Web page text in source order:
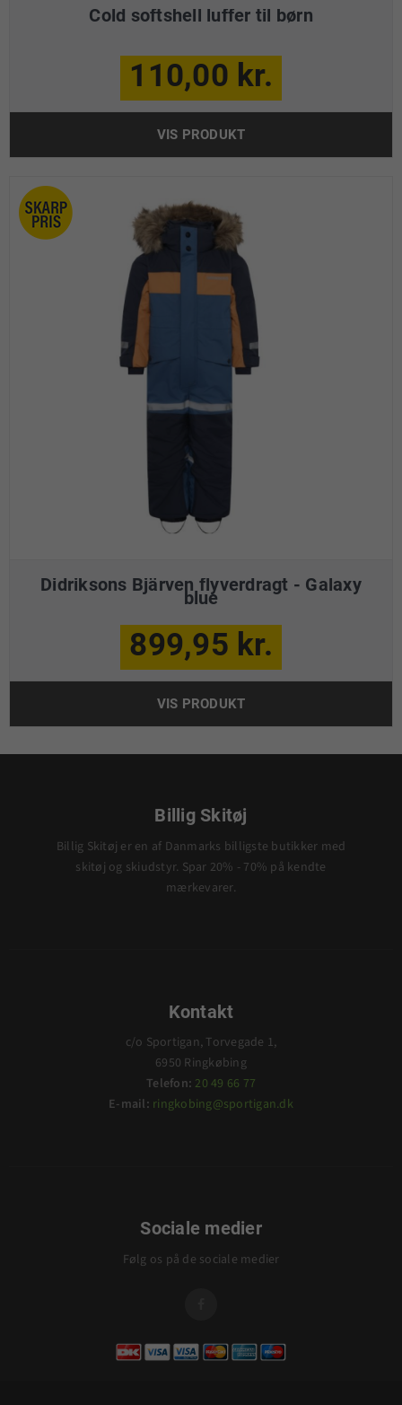
Cold softshell luffer til børn
110,00 kr.
VIS PRODUKT
Didriksons Bjärven flyverdragt - Galaxy
blue
899,95 kr.
VIS PRODUKT
Billig Skitøj
Billig Skitøj er en af Danmarks billigste butikker med
skitøj og skiudstyr. Spar 20% - 70% på kendte
mærkevarer.
Kontakt
c/o Sportigan, Torvegade 1,
6950 Ringkøbing
Telefon: 20 49 66 77
E-mail: ringkobing@sportigan.dk
Sociale medier
Følg os på de sociale medier